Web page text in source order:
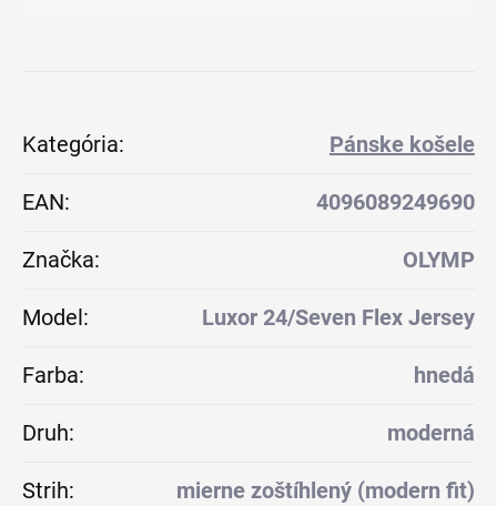
Kategória: Pánske košele
EAN: 4096089249690
Značka: OLYMP
Model: Luxor 24/Seven Flex Jersey
Farba: hnedá
Druh: moderná
Strih: mierne zoštíhlený (modern fit)